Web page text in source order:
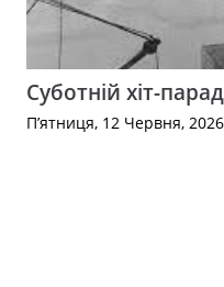
Суботній хіт-
П’ятниця, 12 Червня, 2026